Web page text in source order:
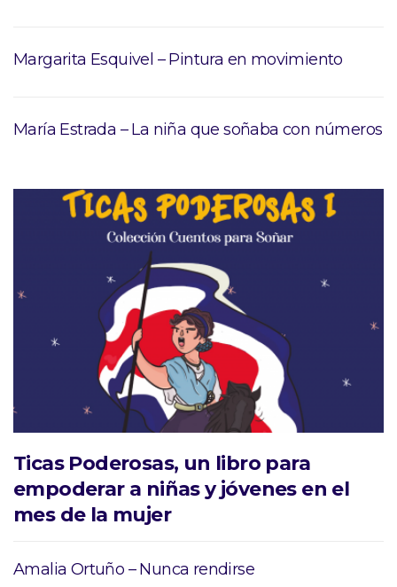
Margarita Esquivel – Pintura en movimiento
María Estrada – La niña que soñaba con números
Ticas Poderosas, un libro para
empoderar a niñas y jóvenes en el
mes de la mujer
Amalia Ortuño – Nunca rendirse